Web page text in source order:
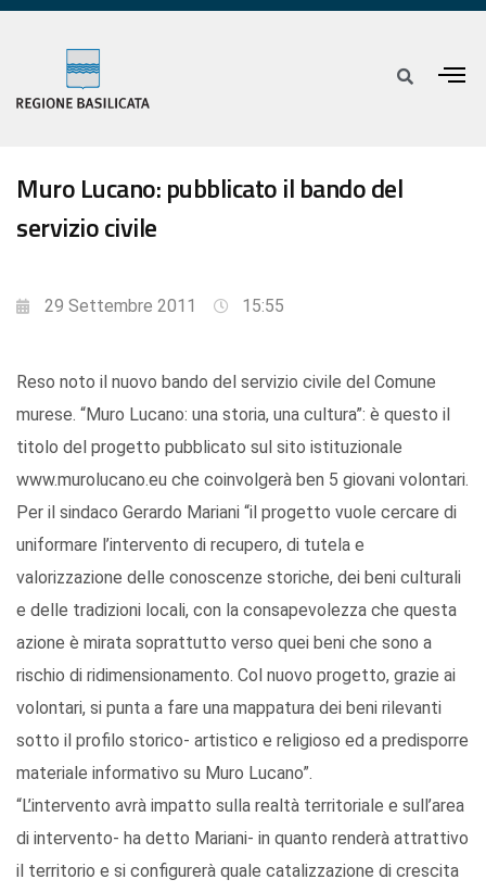
Muro Lucano: pubblicato il bando del
servizio civile
29 Settembre 2011 15:55
Reso noto il nuovo bando del servizio civile del Comune
murese. “Muro Lucano: una storia, una cultura”: è questo il
titolo del progetto pubblicato sul sito istituzionale
www.murolucano.eu che coinvolgerà ben 5 giovani volontari.
Per il sindaco Gerardo Mariani “il progetto vuole cercare di
uniformare l’intervento di recupero, di tutela e
valorizzazione delle conoscenze storiche, dei beni culturali
e delle tradizioni locali, con la consapevolezza che questa
azione è mirata soprattutto verso quei beni che sono a
rischio di ridimensionamento. Col nuovo progetto, grazie ai
volontari, si punta a fare una mappatura dei beni rilevanti
sotto il profilo storico- artistico e religioso ed a predisporre
materiale informativo su Muro Lucano”.
“L’intervento avrà impatto sulla realtà territoriale e sull’area
di intervento- ha detto Mariani- in quanto renderà attrattivo
il territorio e si configurerà quale catalizzazione di crescita